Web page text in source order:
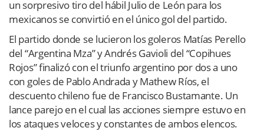
un sorpresivo tiro del hábil Julio de León para los
mexicanos se convirtió en el único gol del partido.
El partido donde se lucieron los goleros Matías Perello
del “Argentina Mza” y Andrés Gavioli del “Copihues
Rojos” finalizó con el triunfo argentino por dos a uno
con goles de Pablo Andrada y Mathew Ríos, el
descuento chileno fue de Francisco Bustamante. Un
lance parejo en el cual las acciones siempre estuvo en
los ataques veloces y constantes de ambos elencos.